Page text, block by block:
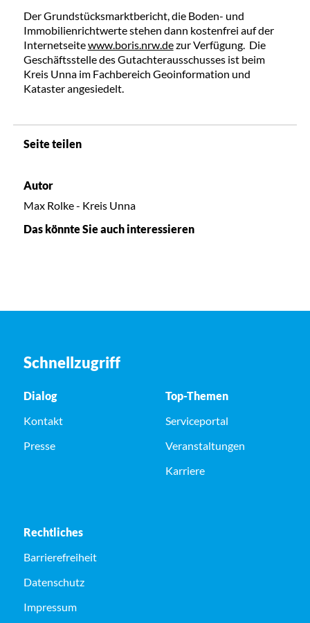
Der Grundstücksmarktbericht, die Boden- und
Immobilienrichtwerte stehen dann kostenfrei auf der
Internetseitewww.boris.nrw.dezur Verfügung. Die
Geschäftsstelle des Gutachterausschusses ist beim
Kreis Unna im Fachbereich Geoinformation und
Kataster angesiedelt.
Seite teilen
Autor
Max Rolke - Kreis Unna
Das könnte Sie auch interessieren
Schnellzugriff
Dialog
Kontakt
Presse
Top-Themen
Serviceportal
Veranstaltungen
Karriere
Rechtliches
Barrierefreiheit
Datenschutz
Impressum